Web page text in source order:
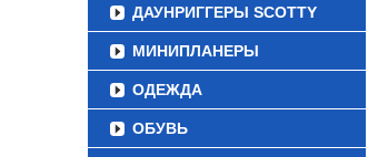
ДАУНРИГГЕРЫ SCOTTY
МИНИПЛАНЕРЫ
ОДЕЖДА
ОБУВЬ